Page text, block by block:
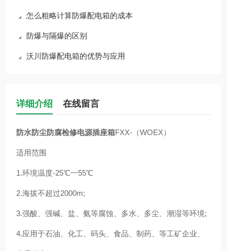
怎么粗略计算防爆配电箱的成本
防爆与隔爆的区别
沃川防爆配电箱的优势与应用
详细介绍 在线留言
防水防尘防腐检修电源插座箱FXX-（WOEX）
适用范围
1.环境温度-25℃一55℃
2.海拔不超过2000m;
3.强酸、强碱、盐、氨等腐蚀、多水、多尘、潮湿等环境;
4.应用于石油、化工、码头、食品、制药、等工矿企业、